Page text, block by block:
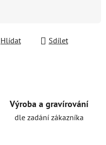
Hlídat Sdílet
Výroba a gravírování
dle zadání zákazníka